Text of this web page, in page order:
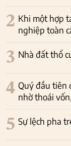
2 Khi một hợp
nghiệp toàn
3 Nhà đất thổ
4 Quý đầu tiên
nhờ thoái
5 Sự lệch pha